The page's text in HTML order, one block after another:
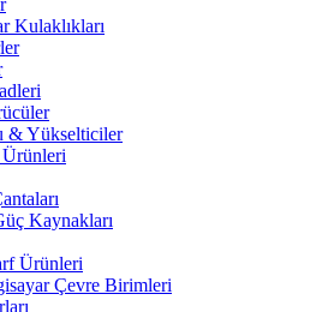
Kulaklıkları
& Yükselticiler
Ürünleri
Kaynakları
Ürünleri
Çevre Birimleri